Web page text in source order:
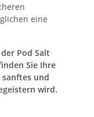
eine
Pod Salt
Sie Ihre
und
wird.